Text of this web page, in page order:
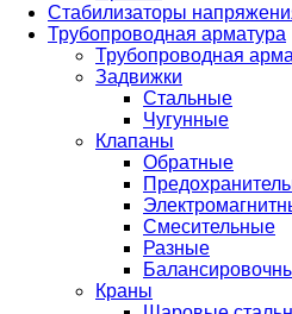
Стабилизаторы
Трубопроводная арматура
Трубопроводная
Задвижки
Стальные
Чугунные
Клапаны
Обратные
Смесительные
Разные
Краны